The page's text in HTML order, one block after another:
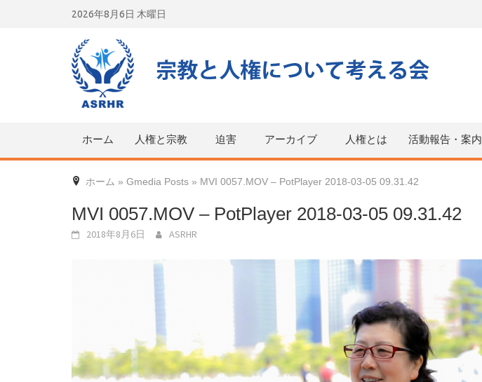
2026年8月6日 木曜日
ホーム 人権と宗教 迫害 アーカイブ 人権とは 活動報告・案内
ホーム » Gmedia Posts » MVI 0057.MOV – PotPlayer 2018-03-05 09.31.42
MVI 0057.MOV – PotPlayer 2018-03-05 09.31.42
2018年8月6日 ASRHR